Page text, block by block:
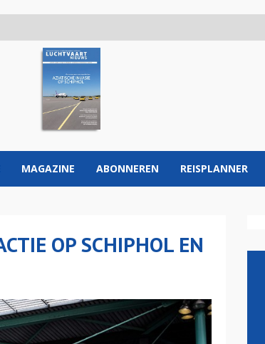
MAGAZINE ABONNEREN REISPLANNER
OP SCHIPHOL EN